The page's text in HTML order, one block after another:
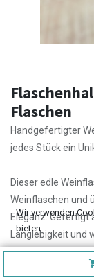
Flaschen
Handgefertigter
jedes Stück ein
Dieser edle
Weinflaschen und
Eleganz. Gefertigt
Langlebigkeit
zu einem echten
Wir verwenden
bieten.